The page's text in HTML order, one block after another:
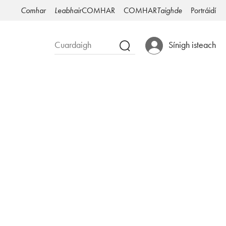
Comhar LeabhairCOMHAR COMHARTaighde Portráidí
Sínigh isteach